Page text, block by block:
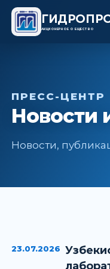
АКЦИОНЕРНОЕ ОБЩЕСТВО
ПРЕСС-ЦЕНТР
Новости
Новости,
23.07.2026